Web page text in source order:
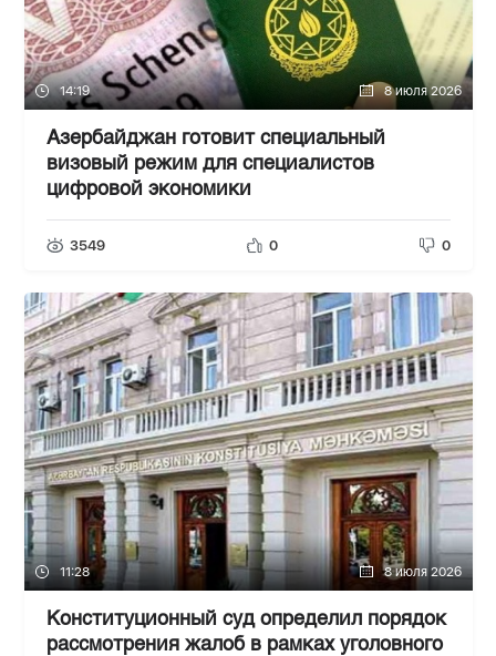
14:19 8 июля 2026
Азербайджан готовит специальный
визовый режим для специалистов
цифровой экономики
3549 0 0
11:28 8 июля 2026
Конституционный суд определил порядок
рассмотрения жалоб в рамках уголовного